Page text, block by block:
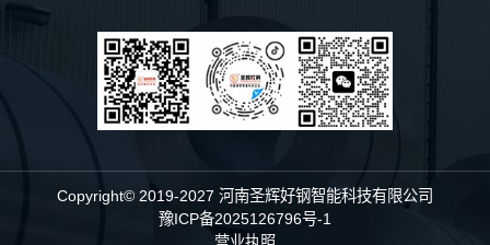
Copyright© 2019-2027 河南圣辉好钢智能科技有限公司
豫ICP备2025126796号-1